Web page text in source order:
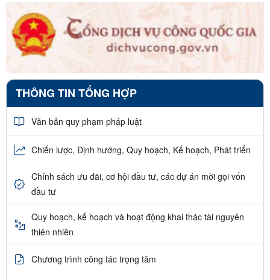
THÔNG TIN TỔNG HỢP
Văn bản quy phạm pháp luật
Chiến lược, Định hướng, Quy hoạch, Kế hoạch, Phát triển
Chính sách ưu đãi, cơ hội đầu tư, các dự án mời gọi vốn
đầu tư
Quy hoạch, kế hoạch và hoạt động khai thác tài nguyên
thiên nhiên
Chương trình công tác trọng tâm